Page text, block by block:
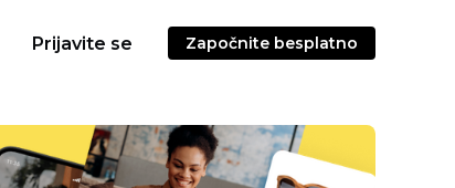
Prijavite se Započnite besplatno